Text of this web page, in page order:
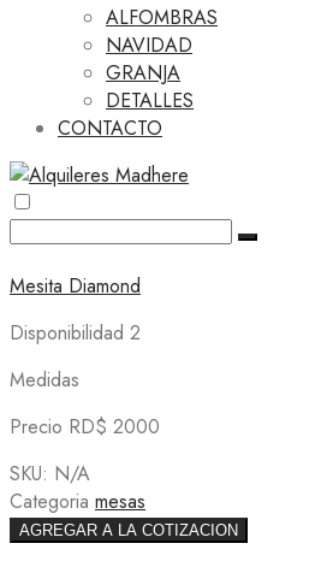
ALFOMBRAS
NAVIDAD
GRANJA
DETALLES
CONTACTO
Mesita Diamond
Disponibilidad 2
Medidas
Precio RD$ 2000
SKU: N/A
Categoria mesas
AGREGAR A LA COTIZACION